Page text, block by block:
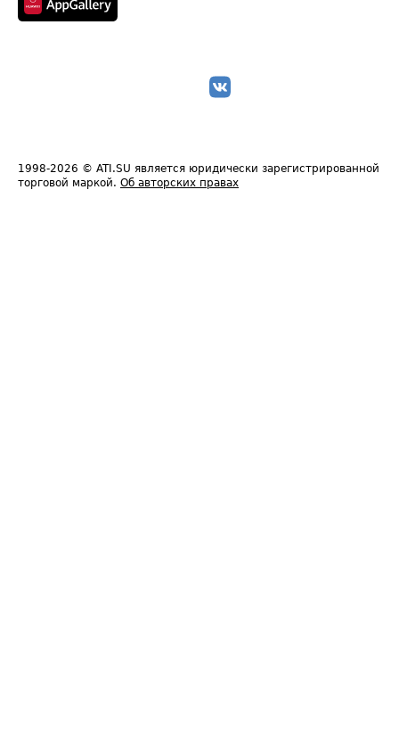
1998-2026 © ATI.SU является юридически зарегистрированной
торговой маркой. Об авторских правах